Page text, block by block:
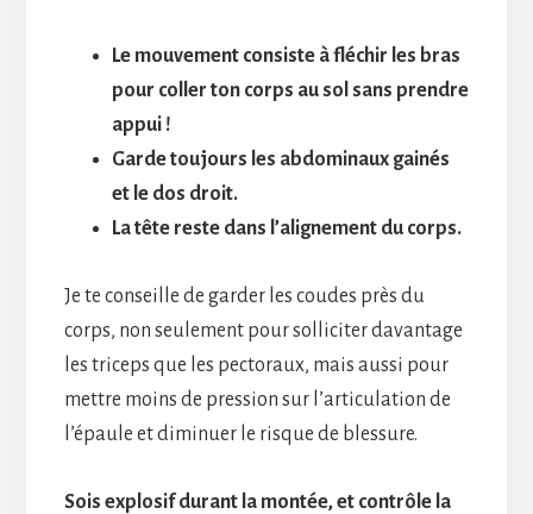
Le mouvement consiste à fléchir les bras
pour coller ton corps au sol sans prendre
appui !
Garde toujours les abdominaux gainés
et le dos droit.
La tête reste dans l’alignement du corps.
Je te conseille de garder les coudes près du
corps, non seulement pour solliciter davantage
les triceps que les pectoraux, mais aussi pour
mettre moins de pression sur l’articulation de
l’épaule et diminuer le risque de blessure.
Sois explosif durant la montée, et contrôle la